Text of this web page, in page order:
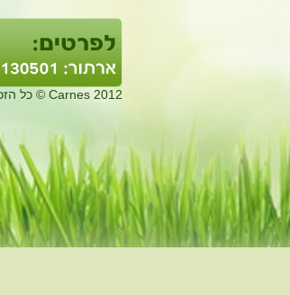
Carnes 2012 © כל הזכויות שמורות